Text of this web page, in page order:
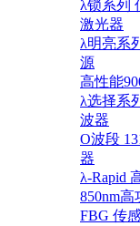
λ锁系列
激光器
λ明亮系
源
高性能
λ选择系
波器
O波段
器
λ-Rapid
850nm
FBG 传